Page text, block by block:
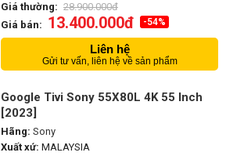
Giá thường: 28.900.000đ
Giá bán: 13.400.000đ -54%
Liên hệ
Gửi tư vấn, liên hệ về sản phẩm
Google Tivi Sony 55X80L 4K 55 Inch
[2023]
Hãng: Sony
Xuất xứ: MALAYSIA